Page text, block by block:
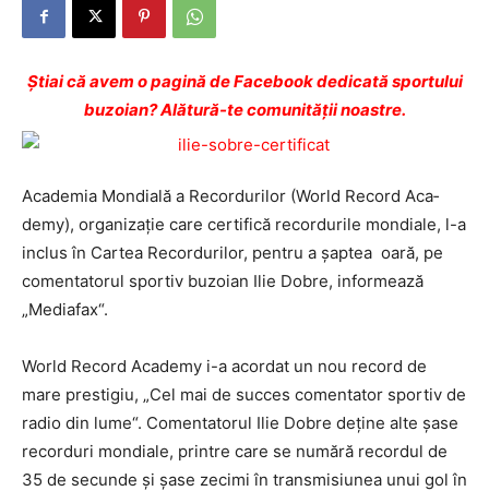
Ştiai că avem o pagină de Facebook dedicată sportului
buzoian? Alătură-te comunității noastre.
Academia Mondială a Re­cordurilor (World Record Aca­
demy), organizație care certifică recordurile mondiale, l-a
inclus în Cartea Recordurilor, pentru a șaptea oară, pe
comentatorul sportiv buzoian Ilie Dobre, informează
„Mediafax“.
World Record Academy i-a acordat un nou record de
mare prestigiu, „Cel mai de succes comentator sportiv de
radio din lume“. Comentatorul Ilie Dobre deține alte șase
recorduri mondiale, printre care se numără recordul de
35 de secunde și șase zecimi în transmisiunea unui gol în